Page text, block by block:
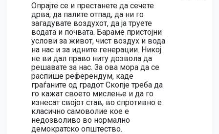
Опрајте се и престанете да сечете
дрва, да палите отпад, да ни го
загадувате воздухот, да ја труете
водата и почвата. Бараме пристојни
услови за живот, чист воздух и вода
на нас и за идните генерации. Никој
не ви дал право ниту дозвола да
решавате за нас. За ова мора да се
распише референдум, каде
граѓаните од градот Скопје треба да
го кажат своето мислење и да го
изнесат својот став, во спротивно е
класично самоволие кое е
недозволиво во нормално
демократско општество.